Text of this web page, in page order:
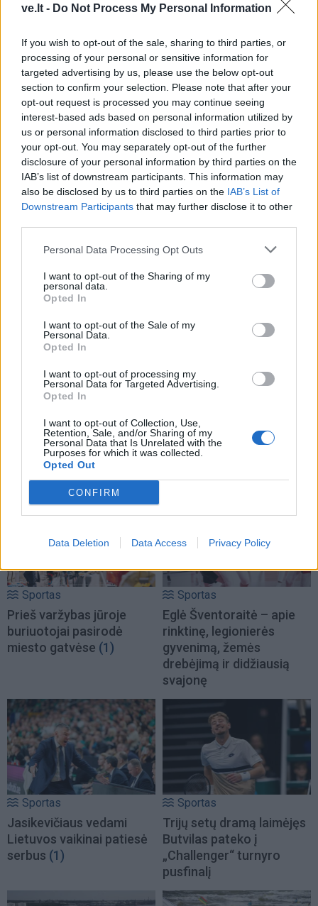
ve.lt - Do Not Process My Personal Information
If you wish to opt-out of the sale, sharing to third parties, or
processing of your personal or sensitive information for
targeted advertising by us, please use the below opt-out
section to confirm your selection. Please note that after your
opt-out request is processed you may continue seeing
interest-based ads based on personal information utilized by
us or personal information disclosed to third parties prior to
your opt-out. You may separately opt-out of the further
disclosure of your personal information by third parties on the
IAB’s list of downstream participants. This information may
also be disclosed by us to third parties on the IAB’s List of
Downstream Participants that may further disclose it to other
Personal Data Processing Opt Outs
I want to opt-out of the Sharing of my
personal data.
Opted In
I want to opt-out of the Sale of my
Personal Data.
Opted In
I want to opt-out of processing my
Personal Data for Targeted Advertising.
Opted In
I want to opt-out of Collection, Use,
Retention, Sale, and/or Sharing of my
Personal Data that Is Unrelated with the
Purposes for which it was collected.
Opted Out
CONFIRM
Data Deletion Data Access Privacy Policy
Komentaras
Sutinku su taisyklėmis
This site is protected by
reCAPTCHA and the Google
Privacy PolicyandTerms of
Serviceapply.
TAIP PAT SKAITYKITE
Sportas
Prieš varžybas jūroje
buriuotojai pasirodė
miesto gatvėse (1)
Sportas
Eglė Šventoraitė – apie
rinktinę, legionierės
gyvenimą, žemės
drebėjimą ir didžiausią
svajonę
Sportas
Jasikevičiaus vedami
Lietuvos vaikinai patiesė
serbus (1)
Sportas
Trijų setų dramą laimėjęs
Butvilas pateko į
„Challenger“ turnyro
pusfinalį